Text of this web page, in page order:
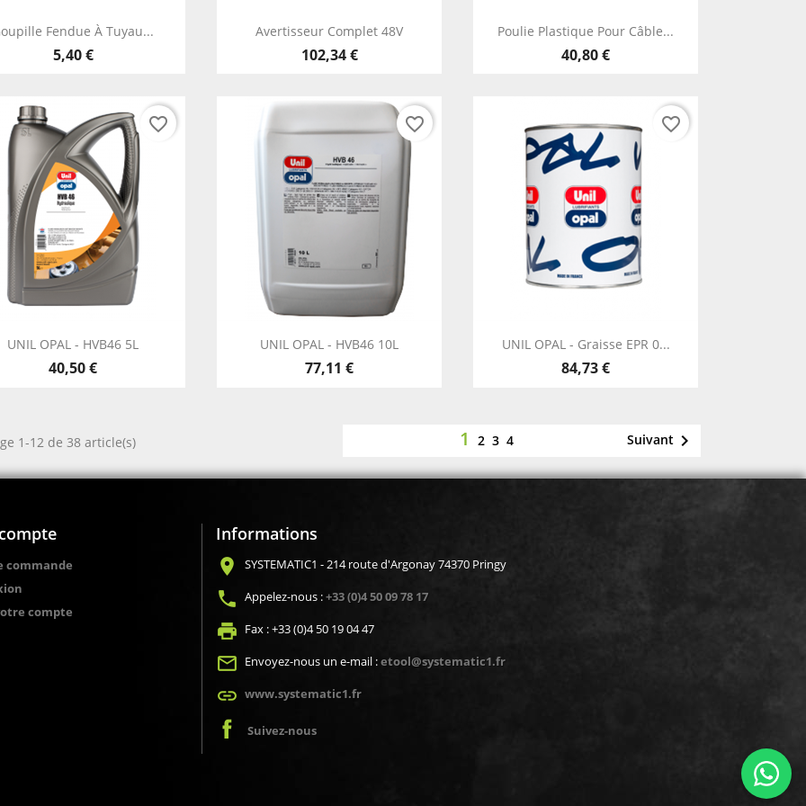
Aperçu rapide
Fendue À Tuyau...
5,40 €
Aperçu rapide
Avertisseur Complet 48V
102,34 €
Aperçu rapide
Poulie Plastique Pour Câble...
40,80 €
 Aperçu rapide
UNIL OPAL - HVB46 5L
40,50 €
favorite_border
 Aperçu rapide
UNIL OPAL - HVB46 10L
77,11 €
favorite_border
Aperçu rapide
UNIL OPAL - Graisse EPR 0...
84,73 €
favorite_border
1-12 de 38 article(s) 1234 Suivant
commande
compte
Informations
location_on SYSTEMATIC1 - 214 route d'Argonay 74370 Pringy
local_phone Appelez-nous :+33 (0)4 50 09 78 17
local_printshop Fax :+33 (0)4 50 19 04 47
mail_outline Envoyez-nous un e-mail :etool@systematic1.fr
link www.systematic1.fr
Suivez-nous